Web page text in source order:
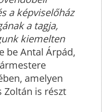
a képviselőház
a tagja,
kiemelten
be Antal Árpád,
amelyen
Zoltán is részt